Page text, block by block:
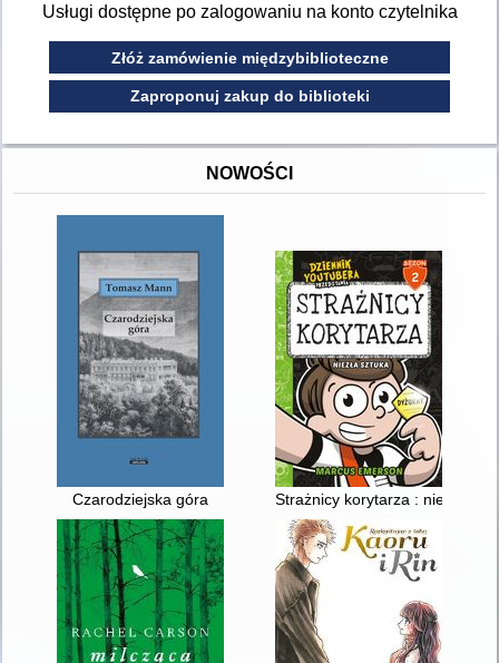
Usługi dostępne po zalogowaniu na konto czytelnika
Złóż zamówienie międzybiblioteczne
Zaproponuj zakup do biblioteki
NOWOŚCI
Czarodziejska góra Strażnicy korytarza : niezła